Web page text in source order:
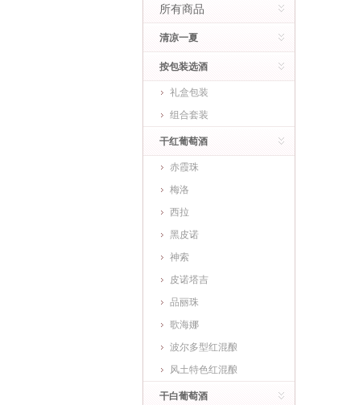
所有商品
清凉一夏
按包装选酒
礼盒包装
组合套装
干红葡萄酒
赤霞珠
梅洛
西拉
黑皮诺
神索
皮诺塔吉
品丽珠
歌海娜
波尔多型红混酿
风土特色红混酿
干白葡萄酒